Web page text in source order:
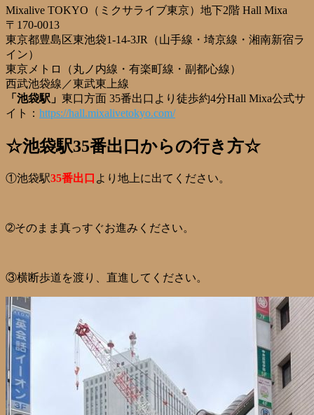
Mixalive TOKYO（ミクサライブ東京）地下2階 Hall Mixa
〒170-0013
東京都豊島区東池袋1-14-3JR（山手線・埼京線・湘南新宿ラ
イン）
東京メトロ（丸ノ内線・有楽町線・副都心線）
西武池袋線／東武東上線
「池袋駅」 東口方面 35番出口より徒歩約4分Hall Mixa公式サ
イト： https://hall.mixalivetokyo.com/
☆池袋駅35番出口からの行き方☆
①池袋駅35番出口 より地上に出てください。
➁そのまま真っすぐお進みください。
③横断歩道を渡り、直進してください。